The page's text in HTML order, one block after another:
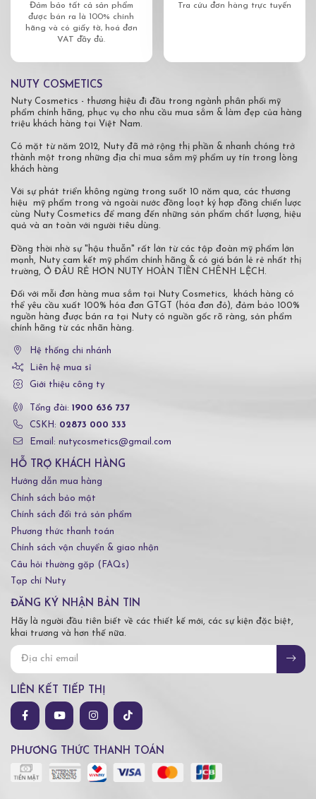
Đảm bảo tất cả sản phẩm
được bán ra là 100% chính
hãng và có giấy tờ, hoá đơn
VAT đầy đủ.
Tra cứu đơn hàng trực tuyến
NUTY COSMETICS
Nuty Cosmetics - thương hiệu đi đầu trong ngành phân phối mỹ
phẩm chính hãng, phục vụ cho nhu cầu mua sắm & làm đẹp của hàng
triệu khách hàng tại Việt Nam.
Có mặt từ năm 2012, Nuty đã mở rộng thị phần & nhanh chóng trở
thành một trong những địa chỉ mua sắm mỹ phẩm uy tín trong lòng
khách hàng
Với sự phát triển không ngừng trong suốt 10 năm qua, các thương
hiệu mỹ phẩm trong và ngoài nước đồng loạt ký hợp đồng chiến lược
cùng Nuty Cosmetics để mang đến những sản phẩm chất lượng, hiệu
quả và an toàn với người tiêu dùng.
Đồng thời nhờ sự "hậu thuẫn" rất lớn từ các tập đoàn mỹ phẩm lớn
mạnh, Nuty cam kết mỹ phẩm chính hãng & có giá bán lẻ rẻ nhất thị
trường, Ở ĐÂU RẺ HƠN NUTY HOÀN TIỀN CHÊNH LỆCH.
Đối với mỗi đơn hàng mua sắm tại Nuty Cosmetics, khách hàng có
thể yêu cầu xuất 100% hóa đơn GTGT (hóa đơn đỏ), đảm bảo 100%
nguồn hàng được bán ra tại Nuty có nguồn gốc rõ ràng, sản phẩm
chính hãng từ các nhãn hàng.
Hệ thống chi nhánh
Liên hệ mua sỉ
Giới thiệu công ty
Tổng đài: 1900 636 737
CSKH: 02873 000 333
Email: nutycosmetics@gmail.com
HỖ TRỢ KHÁCH HÀNG
Hướng dẫn mua hàng
Chính sách bảo mật
Chính sách đổi trả sản phẩm
Phương thức thanh toán
Chính sách vận chuyển & giao nhận
Câu hỏi thường gặp (FAQs)
Tạp chí Nuty
ĐĂNG KÝ NHẬN BẢN TIN
Hãy là người đầu tiên biết về các thiết kế mới, các sự kiện đặc biệt,
khai trương và hơn thế nữa.
LIÊN KẾT TIẾP THỊ
PHƯƠNG THỨC THANH TOÁN